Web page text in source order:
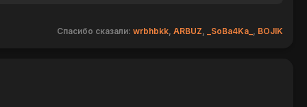
Спасибо сказали: wrbhbkk, ARBUZ, _SoBa4Ka_ , BOJIK